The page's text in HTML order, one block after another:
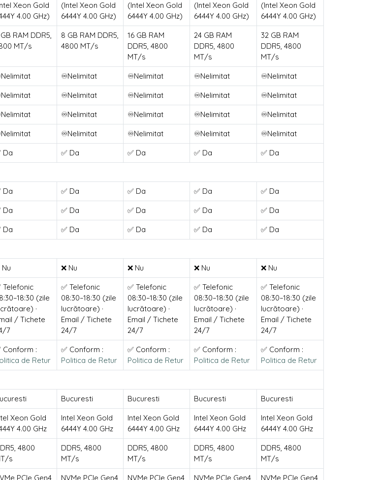
Xeon Gold
4.00 GHz)
(Intel Xeon Gold
6444Y 4.00 GHz)
(Intel Xeon Gold
6444Y 4.00 GHz)
(Intel Xeon Gold
6444Y 4.00 GHz)
(Intel Xeon Gold
6444Y 4.00 GHz)
RAM DDR5,
MT/s
8 GB RAM DDR5,
4800 MT/s
16 GB RAM
DDR5, 4800
MT/s
24 GB RAM
DDR5, 4800
MT/s
32 GB RAM
DDR5, 4800
MT/s
♾️Nelimitat ♾️Nelimitat ♾️Nelimitat ♾️Nelimitat
♾️Nelimitat ♾️Nelimitat ♾️Nelimitat ♾️Nelimitat
♾️Nelimitat ♾️Nelimitat ♾️Nelimitat ♾️Nelimitat
♾️Nelimitat ♾️Nelimitat ♾️Nelimitat ♾️Nelimitat
Da ✅ Da ✅ Da ✅ Da ✅ Da
Da ✅ Da ✅ Da ✅ Da ✅ Da
Da ✅ Da ✅ Da ✅ Da ✅ Da
Da ✅ Da ✅ Da ✅ Da ✅ Da
Nu ❌ Nu ❌ Nu ❌ Nu ❌ Nu
Telefonic
(zile
·
/ Tichete
7
✅ Telefonic
08:30–18:30 (zile
lucrătoare) ·
Email / Tichete
24/7
✅ Telefonic
08:30–18:30 (zile
lucrătoare) ·
Email / Tichete
24/7
✅ Telefonic
08:30–18:30 (zile
lucrătoare) ·
Email / Tichete
24/7
✅ Telefonic
08:30–18:30 (zile
lucrătoare) ·
Email / Tichete
24/7
Conform :
de Retur
✅ Conform :
Politica de Retur
✅ Conform :
Politica de Retur
✅ Conform :
Politica de Retur
✅ Conform :
Politica de Retur
Bucuresti Bucuresti Bucuresti Bucuresti
Xeon Gold
4.00 GHz
Intel Xeon Gold
6444Y 4.00 GHz
Intel Xeon Gold
6444Y 4.00 GHz
Intel Xeon Gold
6444Y 4.00 GHz
Intel Xeon Gold
6444Y 4.00 GHz
4800
s
DDR5, 4800
MT/s
DDR5, 4800
MT/s
DDR5, 4800
MT/s
DDR5, 4800
MT/s
PCIe Gen4 NVMe PCIe Gen4 NVMe PCIe Gen4 NVMe PCIe Gen4 NVMe PCIe Gen4